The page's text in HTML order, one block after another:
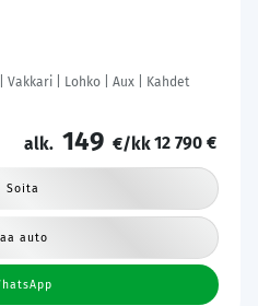
Vakkari | Lohko | Aux | Kahdet
alk. 149 €/kk12 790 €
Soita
auto